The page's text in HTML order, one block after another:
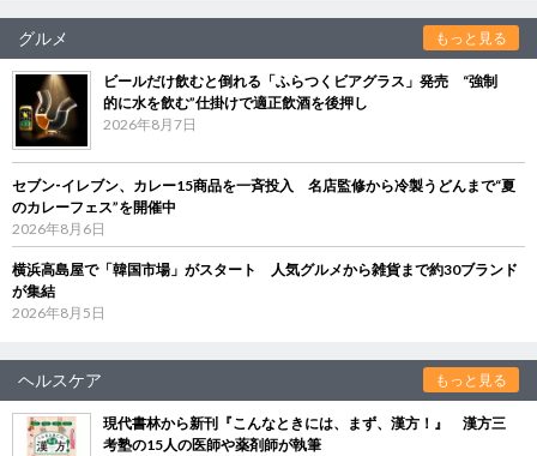
グルメ もっと見る
ビールだけ飲むと倒れる「ふらつくビアグラス」発売 “強制
的に水を飲む”仕掛けで適正飲酒を後押し
2026年8月7日
セブン‐イレブン、カレー15商品を一斉投入 名店監修から冷製うどんまで“夏
のカレーフェス”を開催中
2026年8月6日
横浜高島屋で「韓国市場」がスタート 人気グルメから雑貨まで約30ブランド
が集結
2026年8月5日
ヘルスケア もっと見る
現代書林から新刊『こんなときには、まず、漢方！』 漢方三
考塾の15人の医師や薬剤師が執筆